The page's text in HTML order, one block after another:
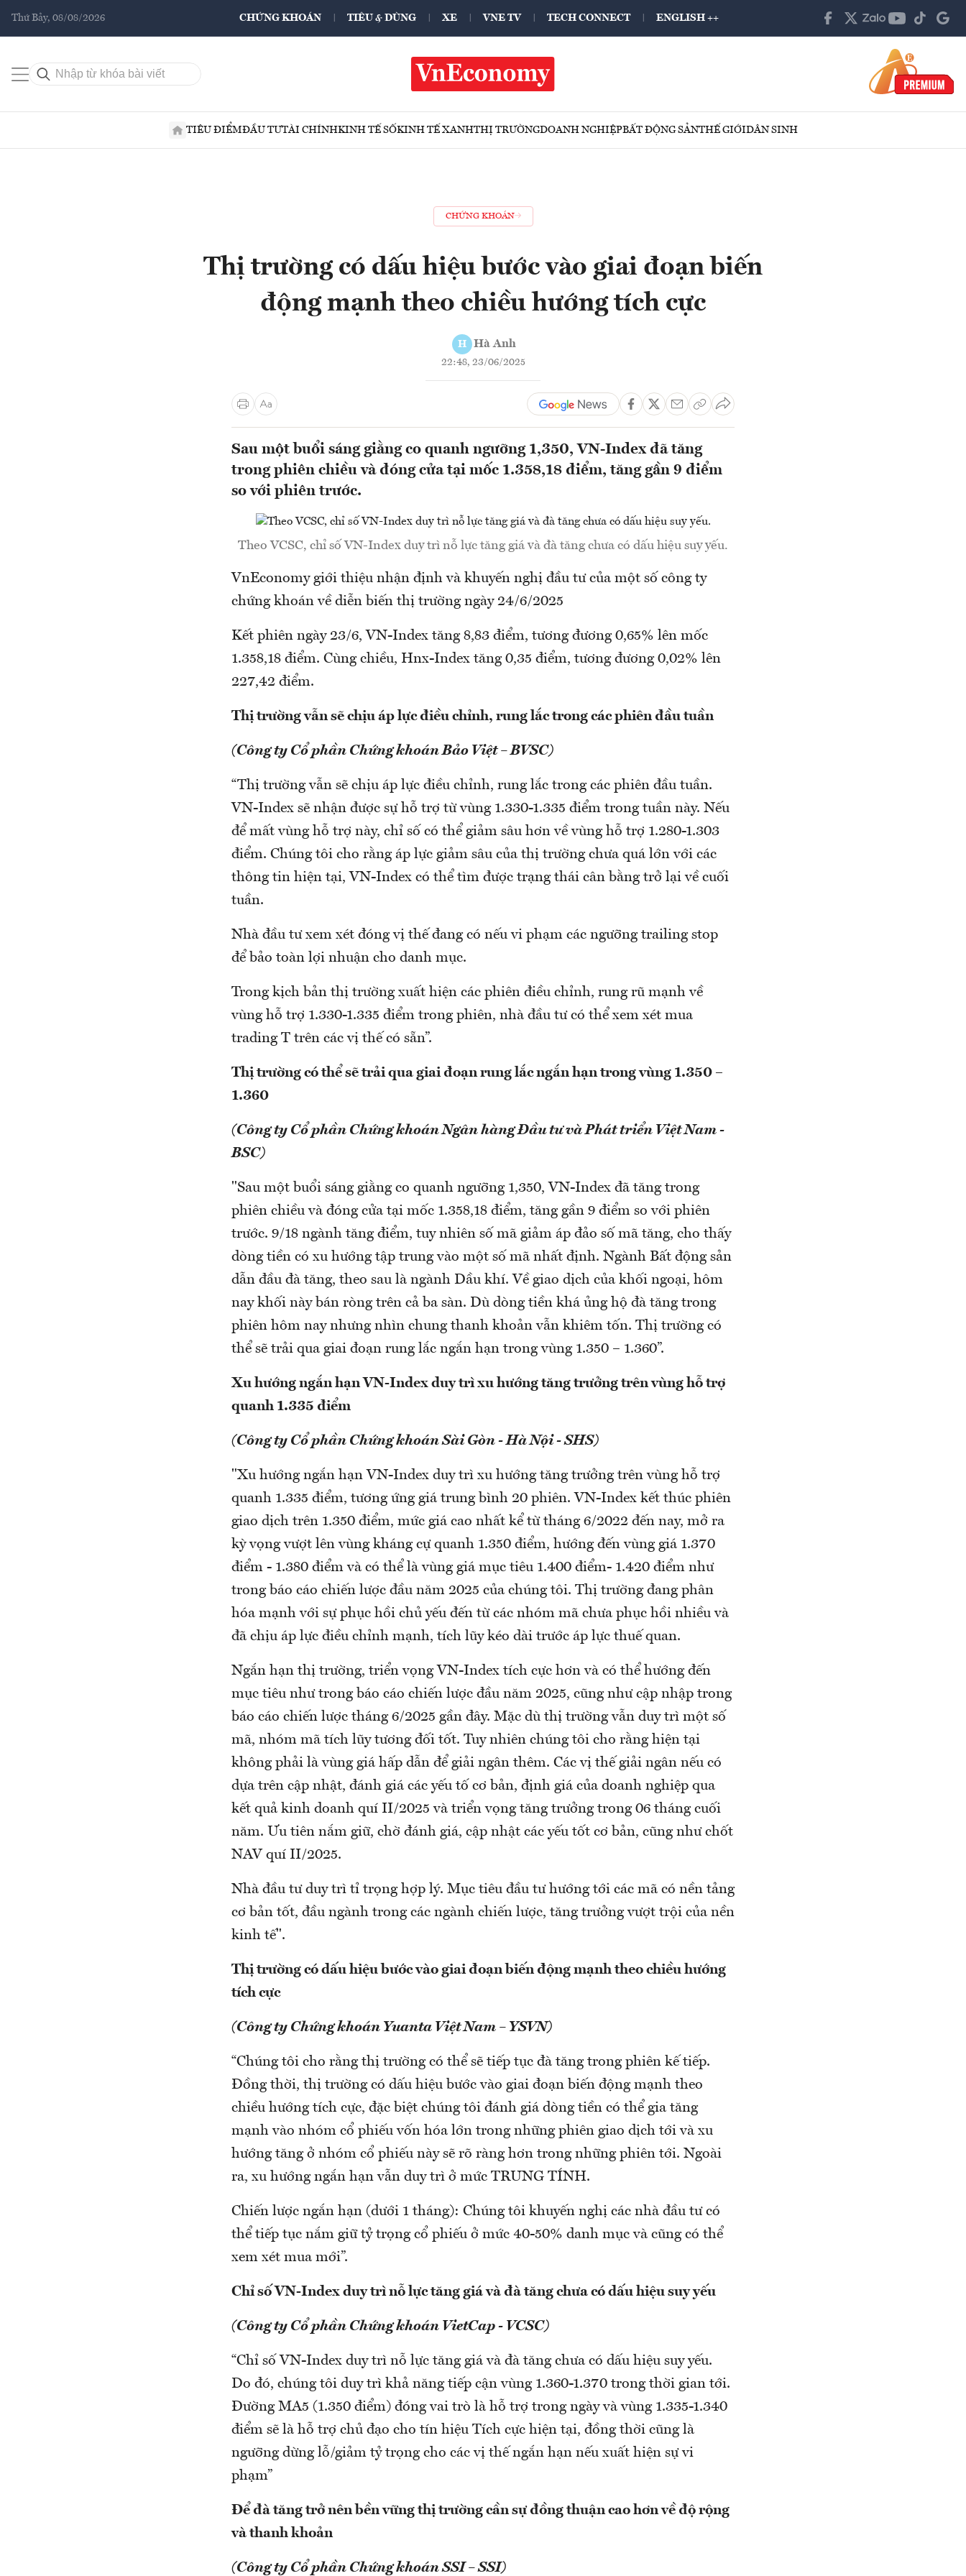
Thứ Bảy, 08/08/2026 CHỨNG KHOÁN TIÊU & DÙNG XE VNE TV TECH CONNECT ENGLISH ++
TIÊU ĐIỂMĐẦU TƯTÀI CHÍNHKINH TẾ SỐKINH TẾ XANHTHỊ TRƯỜNGDOANH NGHIỆPBẤT ĐỘNG SẢNTHẾ GIỚIDÂN SINH
CHỨNG KHOÁN
Thị trường có dấu hiệu bước vào giai đoạn biến
động mạnh theo chiều hướng tích cực
H Hà Anh
22:48, 23/06/2025
Sau một buổi sáng giằng co quanh ngưỡng 1,350, VN-Index đã tăng
trong phiên chiều và đóng cửa tại mốc 1.358,18 điểm, tăng gần 9 điểm
so với phiên trước.
Theo VCSC, chỉ số VN-Index duy trì nỗ lực tăng giá và đà tăng chưa có dấu hiệu suy yếu.
VnEconomy giới thiệu nhận định và khuyến nghị đầu tư của một số công ty
chứng khoán về diễn biến thị trường ngày 24/6/2025
Kết phiên ngày 23/6, VN-Index tăng 8,83 điểm, tương đương 0,65% lên mốc
1.358,18 điểm. Cùng chiều, Hnx-Index tăng 0,35 điểm, tương đương 0,02% lên
227,42 điểm.
Thị trường vẫn sẽ chịu áp lực điều chỉnh, rung lắc trong các phiên đầu tuần
(Công ty Cổ phần Chứng khoán Bảo Việt – BVSC)
“Thị trường vẫn sẽ chịu áp lực điều chỉnh, rung lắc trong các phiên đầu tuần.
VN-Index sẽ nhận được sự hỗ trợ từ vùng 1.330-1.335 điểm trong tuần này. Nếu
để mất vùng hỗ trợ này, chỉ số có thể giảm sâu hơn về vùng hỗ trợ 1.280-1.303
điểm. Chúng tôi cho rằng áp lực giảm sâu của thị trường chưa quá lớn với các
thông tin hiện tại, VN-Index có thể tìm được trạng thái cân bằng trở lại về cuối
tuần.
Nhà đầu tư xem xét đóng vị thế đang có nếu vi phạm các ngưỡng trailing stop
để bảo toàn lợi nhuận cho danh mục.
Trong kịch bản thị trường xuất hiện các phiên điều chỉnh, rung rũ mạnh về
vùng hỗ trợ 1.330-1.335 điểm trong phiên, nhà đầu tư có thể xem xét mua
trading T trên các vị thế có sẵn”.
Thị trường có thể sẽ trải qua giai đoạn rung lắc ngắn hạn trong vùng 1.350 –
1.360
(Công ty Cổ phần Chứng khoán Ngân hàng Đầu tư và Phát triển Việt Nam -
BSC)
"Sau một buổi sáng giằng co quanh ngưỡng 1,350, VN-Index đã tăng trong
phiên chiều và đóng cửa tại mốc 1.358,18 điểm, tăng gần 9 điểm so với phiên
trước. 9/18 ngành tăng điểm, tuy nhiên số mã giảm áp đảo số mã tăng, cho thấy
dòng tiền có xu hướng tập trung vào một số mã nhất định. Ngành Bất động sản
dẫn đầu đà tăng, theo sau là ngành Dầu khí. Về giao dịch của khối ngoại, hôm
nay khối này bán ròng trên cả ba sàn. Dù dòng tiền khá ủng hộ đà tăng trong
phiên hôm nay nhưng nhìn chung thanh khoản vẫn khiêm tốn. Thị trường có
thể sẽ trải qua giai đoạn rung lắc ngắn hạn trong vùng 1.350 – 1.360”.
Xu hướng ngắn hạn VN-Index duy trì xu hướng tăng trưởng trên vùng hỗ trợ
quanh 1.335 điểm
(Công ty Cổ phần Chứng khoán Sài Gòn - Hà Nội - SHS)
"Xu hướng ngắn hạn VN-Index duy trì xu hướng tăng trưởng trên vùng hỗ trợ
quanh 1.335 điểm, tương ứng giá trung bình 20 phiên. VN-Index kết thúc phiên
giao dịch trên 1.350 điểm, mức giá cao nhất kể từ tháng 6/2022 đến nay, mở ra
kỳ vọng vượt lên vùng kháng cự quanh 1.350 điểm, hướng đến vùng giá 1.370
điểm - 1.380 điểm và có thể là vùng giá mục tiêu 1.400 điểm- 1.420 điểm như
trong báo cáo chiến lược đầu năm 2025 của chúng tôi. Thị trường đang phân
hóa mạnh với sự phục hồi chủ yếu đến từ các nhóm mã chưa phục hồi nhiều và
đã chịu áp lực điều chỉnh mạnh, tích lũy kéo dài trước áp lực thuế quan.
Ngắn hạn thị trường, triển vọng VN-Index tích cực hơn và có thể hướng đến
mục tiêu như trong báo cáo chiến lược đầu năm 2025, cũng như cập nhập trong
báo cáo chiến lược tháng 6/2025 gần đây. Mặc dù thị trường vẫn duy trì một số
mã, nhóm mã tích lũy tương đối tốt. Tuy nhiên chúng tôi cho rằng hiện tại
không phải là vùng giá hấp dẫn để giải ngân thêm. Các vị thế giải ngân nếu có
dựa trên cập nhật, đánh giá các yếu tố cơ bản, định giá của doanh nghiệp qua
kết quả kinh doanh quí II/2025 và triển vọng tăng trưởng trong 06 tháng cuối
năm. Ưu tiên nắm giữ, chờ đánh giá, cập nhật các yếu tốt cơ bản, cũng như chốt
NAV quí II/2025.
Nhà đầu tư duy trì tỉ trọng hợp lý. Mục tiêu đầu tư hướng tới các mã có nền tảng
cơ bản tốt, đầu ngành trong các ngành chiến lược, tăng trưởng vượt trội của nền
kinh tế".
Thị trường có dấu hiệu bước vào giai đoạn biến động mạnh theo chiều hướng
tích cực
(Công ty Chứng khoán Yuanta Việt Nam – YSVN)
“Chúng tôi cho rằng thị trường có thể sẽ tiếp tục đà tăng trong phiên kế tiếp.
Đồng thời, thị trường có dấu hiệu bước vào giai đoạn biến động mạnh theo
chiều hướng tích cực, đặc biệt chúng tôi đánh giá dòng tiền có thể gia tăng
mạnh vào nhóm cổ phiếu vốn hóa lớn trong những phiên giao dịch tới và xu
hướng tăng ở nhóm cổ phiếu này sẽ rõ ràng hơn trong những phiên tới. Ngoài
ra, xu hướng ngắn hạn vẫn duy trì ở mức TRUNG TÍNH.
Chiến lược ngắn hạn (dưới 1 tháng): Chúng tôi khuyến nghị các nhà đầu tư có
thể tiếp tục nắm giữ tỷ trọng cổ phiếu ở mức 40-50% danh mục và cũng có thể
xem xét mua mới”.
Chỉ số VN-Index duy trì nỗ lực tăng giá và đà tăng chưa có dấu hiệu suy yếu
(Công ty Cổ phần Chứng khoán VietCap - VCSC)
“Chỉ số VN-Index duy trì nỗ lực tăng giá và đà tăng chưa có dấu hiệu suy yếu.
Do đó, chúng tôi duy trì khả năng tiếp cận vùng 1.360-1.370 trong thời gian tới.
Đường MA5 (1.350 điểm) đóng vai trò là hỗ trợ trong ngày và vùng 1.335-1.340
điểm sẽ là hỗ trợ chủ đạo cho tín hiệu Tích cực hiện tại, đồng thời cũng là
ngưỡng dừng lỗ/giảm tỷ trọng cho các vị thế ngắn hạn nếu xuất hiện sự vi
phạm”
Để đà tăng trở nên bền vững thị trường cần sự đồng thuận cao hơn về độ rộng
và thanh khoản
(Công ty Cổ phần Chứng khoán SSI – SSI)